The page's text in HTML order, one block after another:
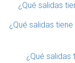
¿Qué salidas
¿Qué salidas
¿Qué